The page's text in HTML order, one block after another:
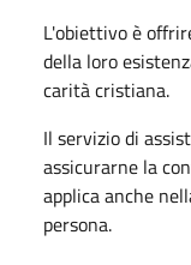
L'obiettivo è
della loro
carità cristiana.
Il servizio di
assicurarne la
applica anche
persona.